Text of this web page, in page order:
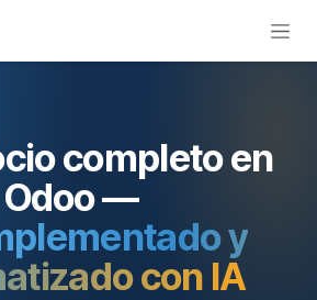
completo en
Odoo —
y
con IA